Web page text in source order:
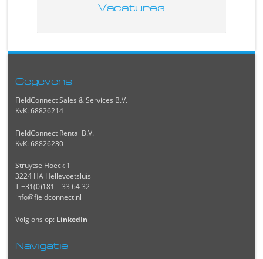
Vacatures
Gegevens
FieldConnect Sales & Services B.V.
KvK: 68826214
FieldConnect Rental B.V.
KvK: 68826230
Struytse Hoeck 1
3224 HA Hellevoetsluis
T +31(0)181 – 33 64 32
info@fieldconnect.nl
Volg ons op: LinkedIn
Navigatie